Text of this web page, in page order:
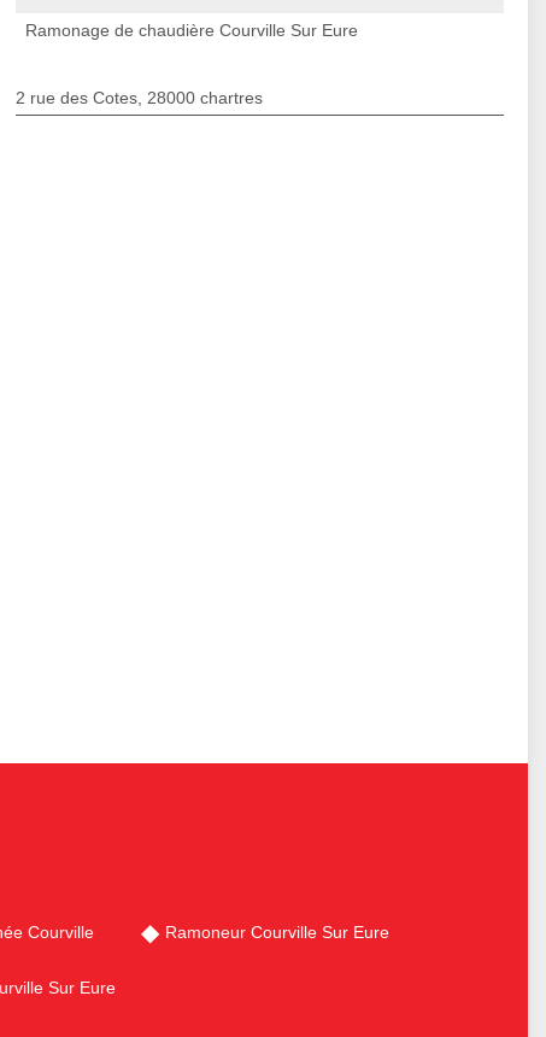
Ramonage de chaudière Courville Sur Eure
2 rue des Cotes, 28000 chartres
Courville
Sur Eure
Ramoneur Courville Sur Eure